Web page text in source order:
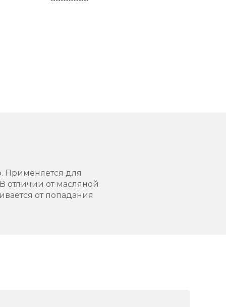
Применяется для
отличии от масляной
от попадания